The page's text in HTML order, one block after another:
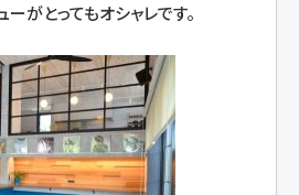
がとってもオシャレです。